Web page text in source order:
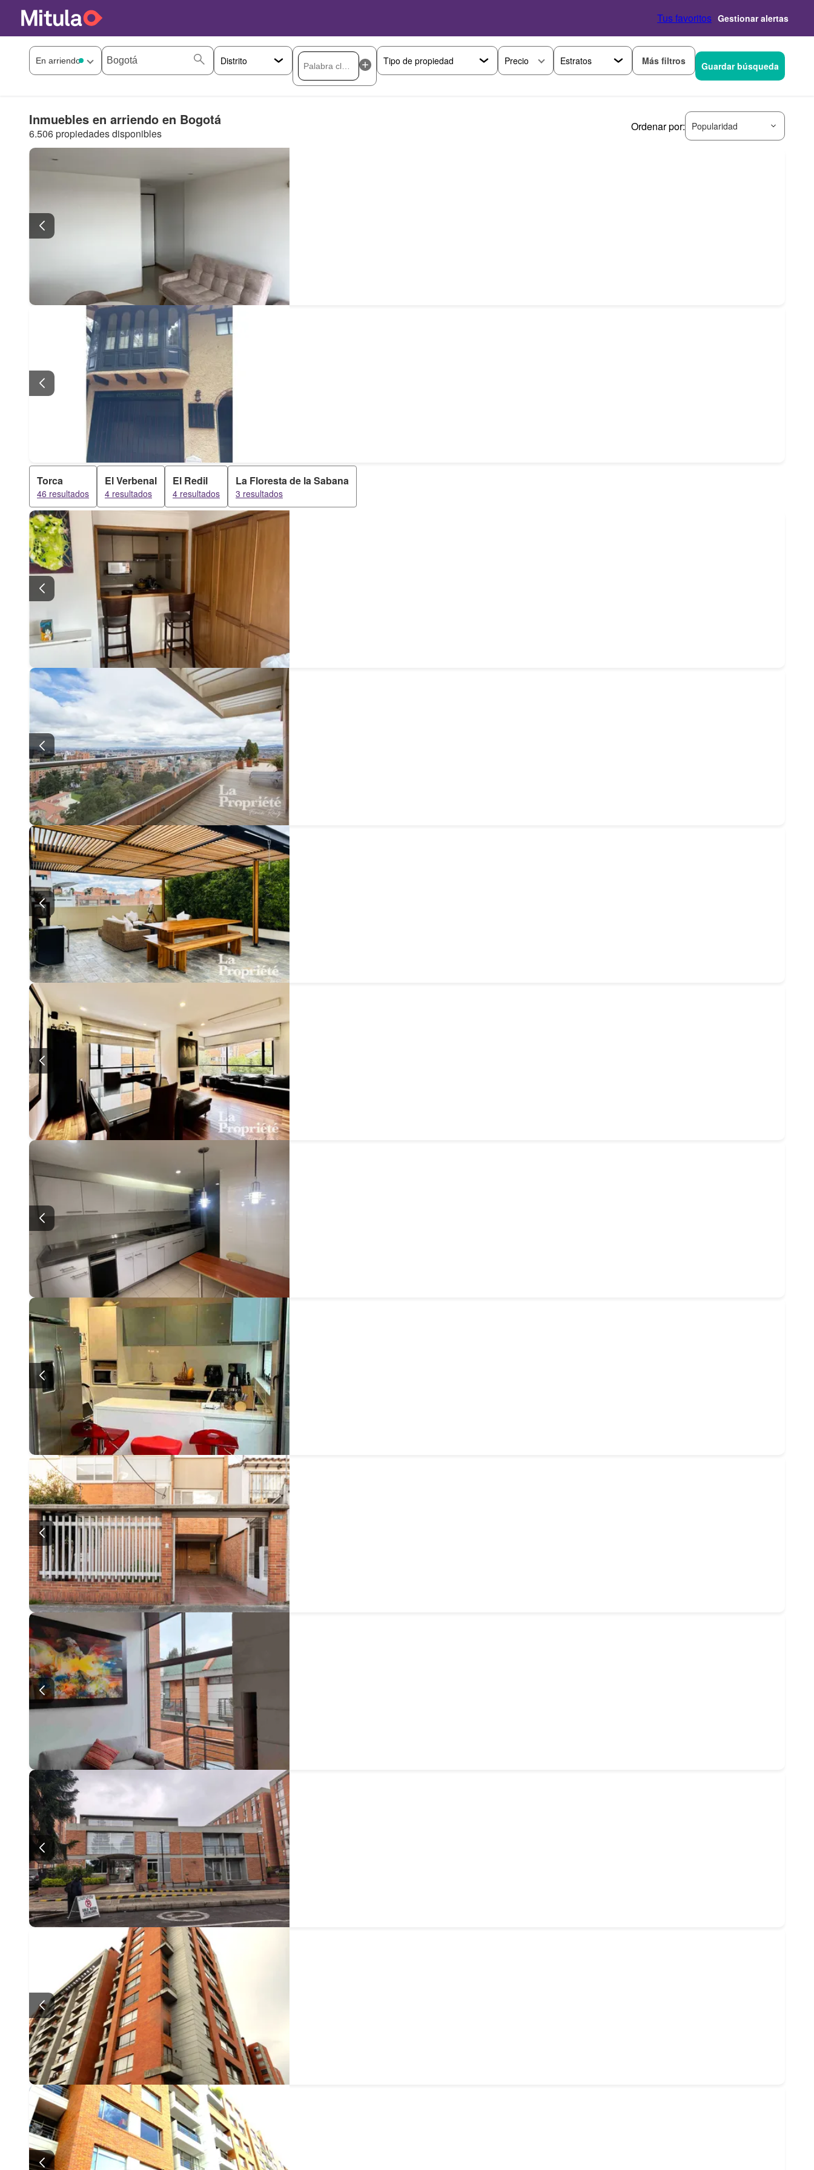
Tus favoritos Gestionar alertas
Precio Más filtros Guardar búsqueda
Inmuebles en arriendo en Bogotá
6.506 propiedades disponibles
Ordenar por: Popularidad
Torca
46 resultados
El Verbenal
4 resultados
El Redil
4 resultados
La Floresta de la Sabana
3 resultados